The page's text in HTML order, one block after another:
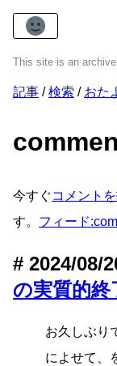
This site is an
記事 検索 おた
今すぐコメント
す。 フィード
2024/08/
の実質的終
お久しぶり
によせて、